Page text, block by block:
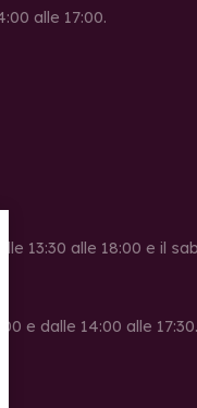
alle 17:00.
13:30 alle 18:00 e il
e dalle 14:00 alle 17:30.